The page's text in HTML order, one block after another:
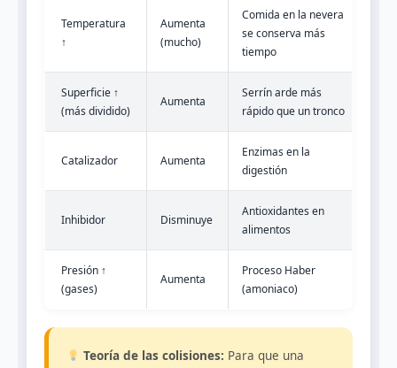
Temperatura
↑
Aumenta
(mucho)
Comida en la nevera
se conserva más
tiempo
Superficie ↑
(más dividido)
Aumenta
Serrín arde más
rápido que un tronco
Catalizador Aumenta
Enzimas en la
digestión
Inhibidor Disminuye
Antioxidantes en
alimentos
Presión ↑
(gases)
Aumenta
Proceso Haber
(amoniaco)
Teoría de las colisiones: Para que una